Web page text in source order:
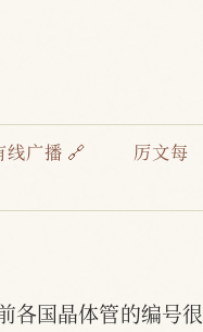
线广播 🔗
厉文每
各国晶体管的编号很